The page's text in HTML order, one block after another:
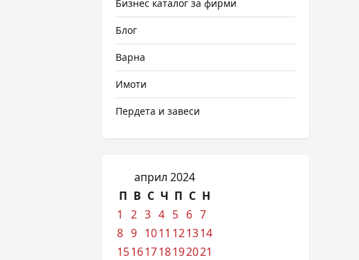
Бизнес каталог за фирми
Блог
Варна
Имоти
Пердета и завеси
април 2024
П В С Ч П С Н
1
2 3 4 5 6 7
8 9 1011 121314
15161718192021